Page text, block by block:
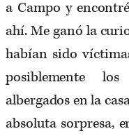
a Campo y
ahí. Me ganó la
habían sido
posiblemente
albergados en la
absoluta sorpresa,